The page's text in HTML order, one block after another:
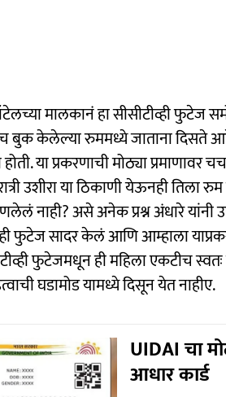
मालकानं हा सीसीटीव्ही फुटेज
बुक केलेल्या रुममध्ये जाताना दिसते आहे.
या प्रकरणाची मोठ्या प्रमाणावर
उशीरा या ठिकाणी येऊनही तिला
नाही? असे अनेक प्रश्न अंधारे यांनी
फुटेज सादर केलं आणि आम्हाला
फुटेजमधून ही महिला एकटीच
घडामोड यामध्ये दिसून येत नाहीए.
UIDAI चा
आधार कार्ड